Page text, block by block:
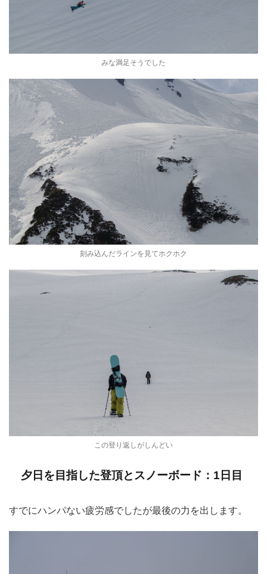
みな満足そうでした
刻み込んだラインを見てホクホク
この登り返しがしんどい
夕日を目指した登頂とスノーボード：1日目
すでにハンパない疲労感でしたが最後の力を出します。